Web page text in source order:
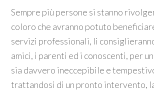
Sempre più persone si stanno
coloro che avranno potuto
servizi professionali, li
amici, i parenti ed i conoscenti, per
sia davvero ineccepibile e
trattandosi di un pronto intervento,